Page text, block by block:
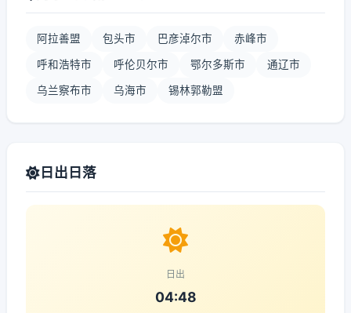
阿拉善盟 包头市 巴彦淖尔市 赤峰市
呼和浩特市 呼伦贝尔市 鄂尔多斯市 通辽市
乌兰察布市 乌海市 锡林郭勒盟
日出日落
日出
04:48